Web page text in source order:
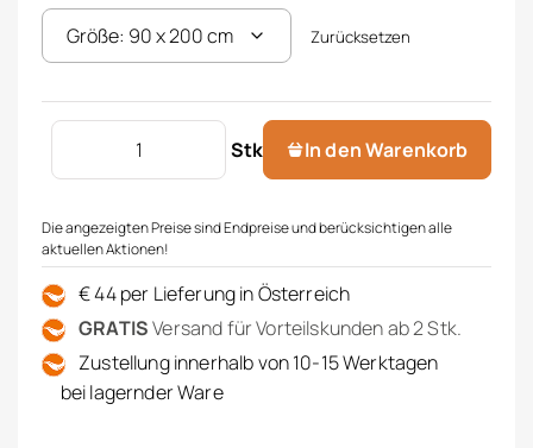
Zurücksetzen
Stk
Matratze Traumwende Menge
In den Warenkorb
Die angezeigten Preise sind Endpreise und berücksichtigen alle
aktuellen Aktionen!
€ 44 per Lieferung in Österreich
GRATISVersand für Vorteilskunden ab 2 Stk.
Zustellung innerhalb von 10-15 Werktagen
bei lagernder Ware